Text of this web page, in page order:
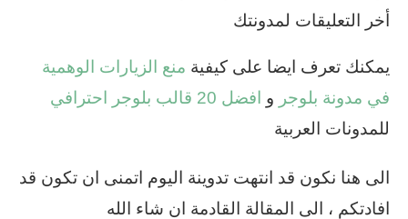
أخر التعليقات لمدونتك
يمكنك تعرف ايضا على كيفية منع الزيارات الوهمية
في مدونة بلوجر و افضل 20 قالب بلوجر احترافي
للمدونات العربية
الى هنا نكون قد انتهت تدوينة اليوم اتمنى ان تكون قد
افادتكم ، الى المقالة القادمة ان شاء الله